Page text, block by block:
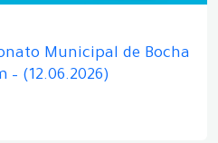
Municipal de Bocha
(12.06.2026)